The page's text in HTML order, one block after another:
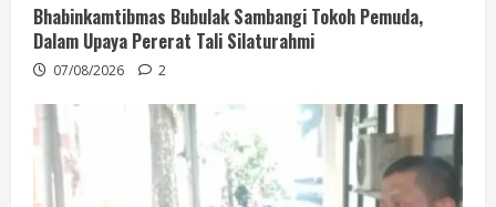
Bhabinkamtibmas Bubulak Sambangi Tokoh Pemuda,
Dalam Upaya Pererat Tali Silaturahmi
07/08/2026 2